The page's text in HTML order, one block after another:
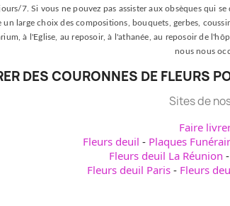
7. Si vous ne pouvez pas assister aux obsèques qui
large choix des compositions, bouquets, gerbes,
à l'Eglise, au reposoir, à l'athanée, au reposoir de
nous nous
DES COURONNES DE FLEURS
Sites de
Faire
Fleurs deuil - Plaques
Fleurs deuil La Réunion -
Fleurs deuil Paris- Fleurs